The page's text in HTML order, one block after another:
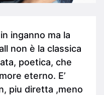
inganno ma la
non è la classica
poetica, che
eterno. E’
piu diretta ,meno